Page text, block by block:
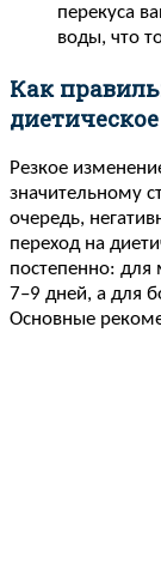
перекуса
воды, что
Как
Резкое
значительному
очередь,
переход на
постепенно: для
7–9 дней, а для
Основные